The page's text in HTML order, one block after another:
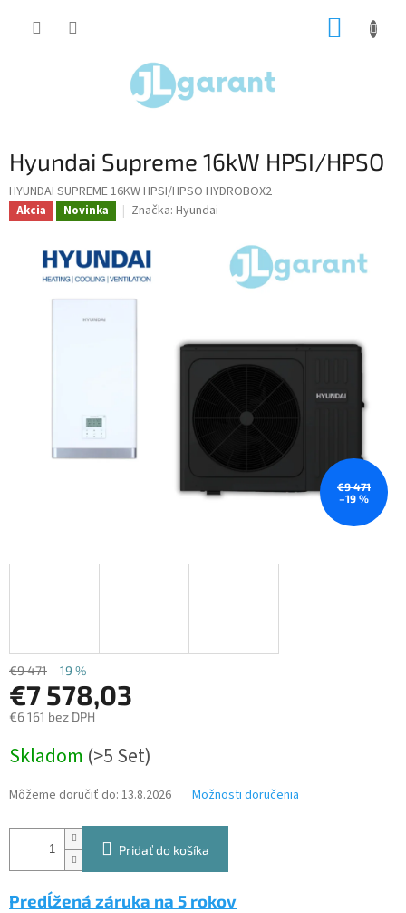
Hyundai Supreme 16kW HPSI/HPSO
HYUNDAI SUPREME 16KW HPSI/HPSO HYDROBOX2
Akcia Novinka Značka: Hyundai
€9 471
–19 %
€9 471 –19 %
€7 578,03
€6 161 bez DPH
cena:
Skladom (>5 Set)
Môžeme doručiť do: 13.8.2026 Možnosti doručenia
Pridať do košíka
Predĺžená záruka na 5 rokov